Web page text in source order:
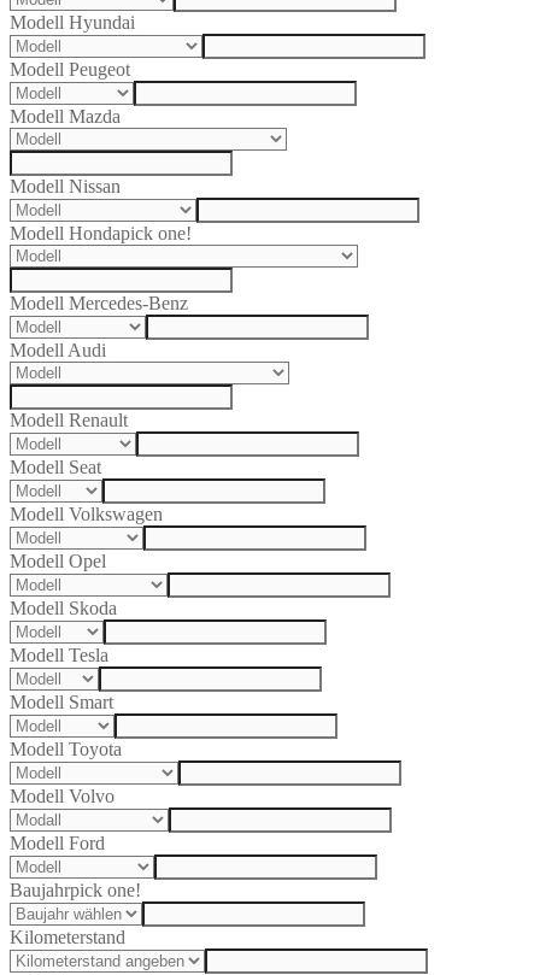
Modell Hyundai
Modell Peugeot
Modell Mazda
Modell Nissan
Modell Hondapick one!
Modell Mercedes-Benz
Modell Audi
Modell Renault
Modell Seat
Modell Volkswagen
Modell Opel
Modell Skoda
Modell Tesla
Modell Smart
Modell Toyota
Modell Volvo
Modell Ford
Baujahrpick one!
Kilometerstand